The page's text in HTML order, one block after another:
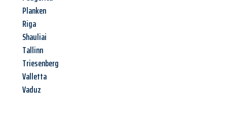
Planken
Riga
Shauliai
Tallinn
Triesenberg
Valletta
Vaduz